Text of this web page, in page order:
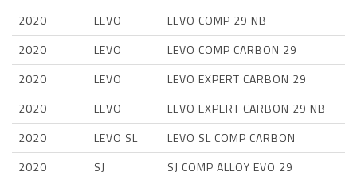
2020
LEVO
LEVO COMP 29 NB
2020
LEVO
LEVO COMP CARBON 29
2020
LEVO
LEVO EXPERT CARBON 29
2020
LEVO
LEVO EXPERT CARBON 29 NB
2020
LEVO SL
LEVO SL COMP CARBON
2020
SJ
SJ COMP ALLOY EVO 29